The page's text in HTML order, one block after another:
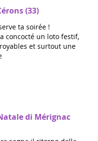
organisait avec
la vie le colloque "Dons
maladies graves et
(33)
ta soirée !
concocté un loto festif,
et surtout une
di Mérignac